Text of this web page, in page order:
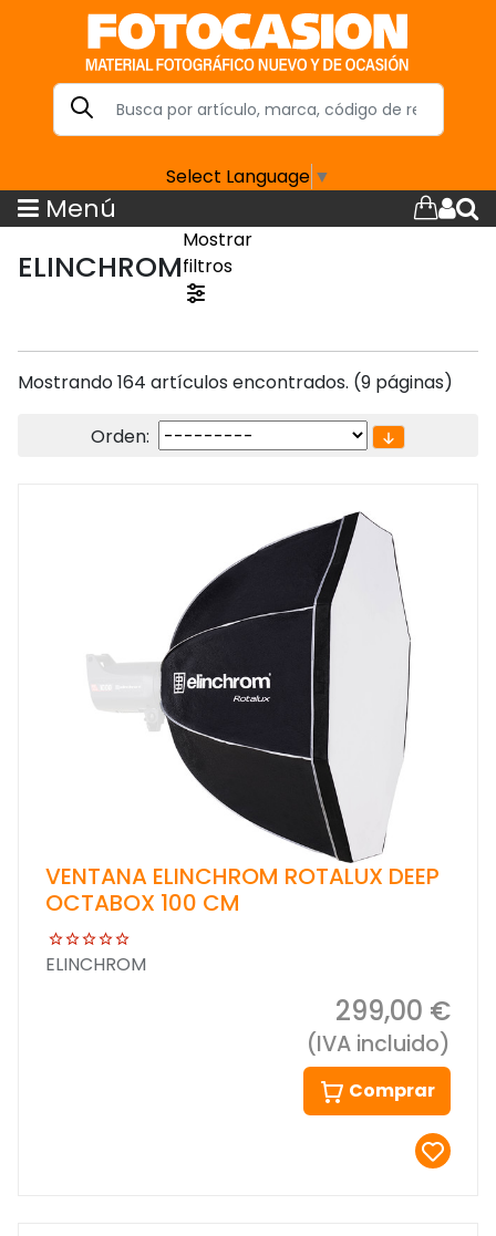
Select Language ▼
Menú
ELINCHROM
Mostrar
filtros
Mostrando 164 artículos encontrados. (9 páginas)
Orden:
VENTANA ELINCHROM ROTALUX DEEP
OCTABOX 100 CM
ELINCHROM
299,00 €
(IVA incluido)
Comprar